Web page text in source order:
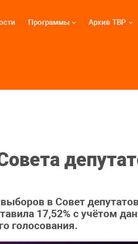
Программы Архив ТВР
в Совет
17,52% с учётом
голосования.